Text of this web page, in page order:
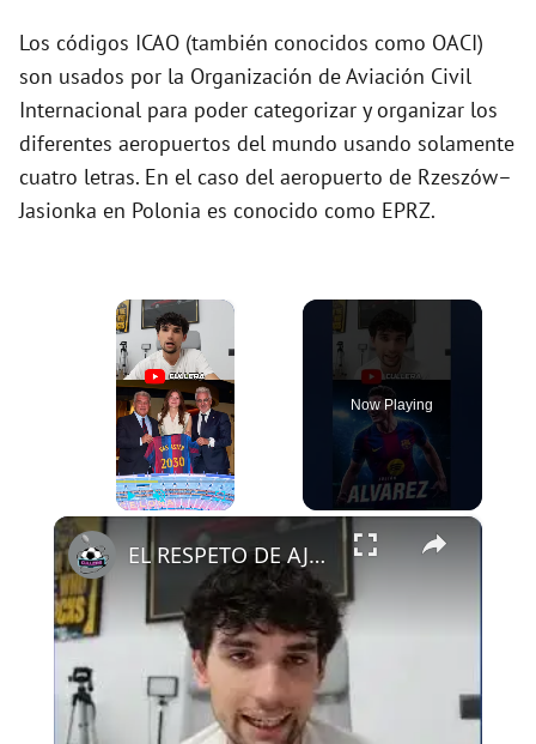
Los códigos ICAO (también conocidos como OACI)
son usados por la Organización de Aviación Civil
Internacional para poder categorizar y organizar los
diferentes aeropuertos del mundo usando solamente
cuatro letras. En el caso del aeropuerto de Rzeszów–
Jasionka en Polonia es conocido como EPRZ.
×
Now Playing
×
EL RESPETO DE AJAX AL FCB